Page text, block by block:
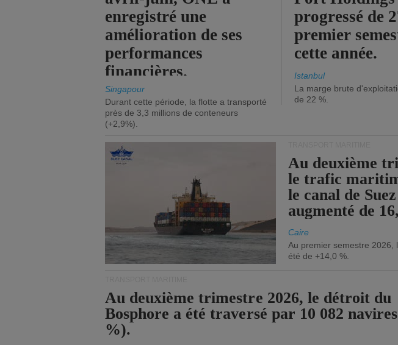
enregistré une
amélioration de ses
performances
financières.
Singapour
Durant cette période, la flotte a transporté
près de 3,3 millions de conteneurs
(+2,9%).
progressé de
premier
cette année.
Istanbul
La marge brute
de 22 %.
Au deuxième
le trafic
le canal de
augmenté de
Caire
Au premier semestre 2026,
été de +14,0 %.
Au deuxième trimestre 2026, le détroit du
Bosphore a été traversé par 10 082
%).